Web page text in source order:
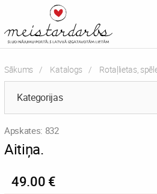
Sākums Katalogs Rotaļlietas,
Kategorijas
Apskates: 832
Aitiņa.
49.00 €